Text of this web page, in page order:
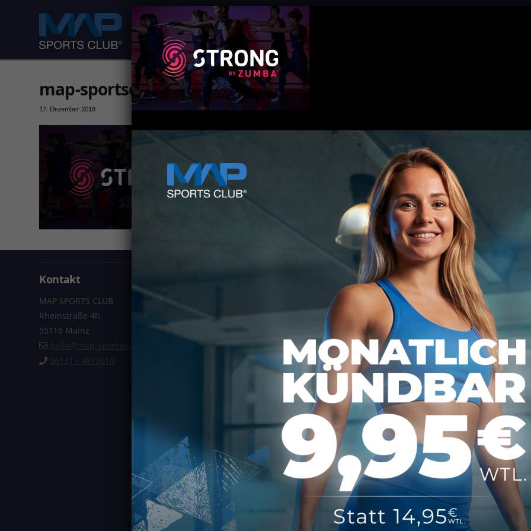
DEIN FITNESS CLUB UNSERE LEISTUNGEN
map-sportsclub-kurs-strong-by-zumba
17. Dezember 2018
Kontakt
MAP SPORTS CLUB
Rheinstraße 4h
55116 Mainz
Impressum
Vertrag kündigen
Über MAP Mainz
Über MAP Sports Club
Kontakt
COPYRIGHT 2025 BY MAP SPORTS CLUB, 55116 MAINZ - DEIN FITNESSSTUDIO
MAP SPORTS CLUB MAINZ HAT4,70 VON 5STERNEN VON289BEWERTUNGEN AUFGOOGLE|
DATENSCHUTZ IMPRESSUM AGB VERTRAG KÜNDIGEN